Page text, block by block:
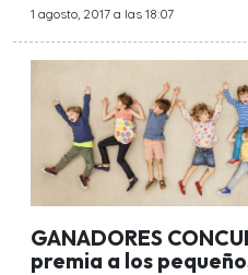
1 agosto, 2017 a las 18:07
GANADORES
premia a los